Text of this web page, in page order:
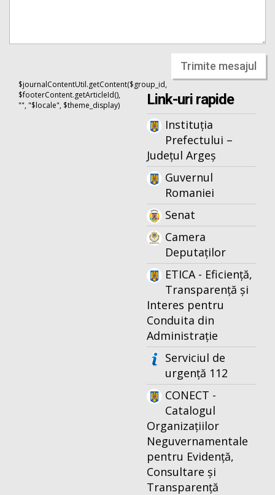
Trimite mesajul
$journalContentUtil.getContent($group_id,
$footerContent.getArticleId(),
"", "$locale", $theme_display)
Link-uri rapide
Instituția
Prefectului –
Județul Argeș
Guvernul
Romaniei
Senat
Camera
Deputaților
ETICA - Eficiență,
Transparență și
Interes pentru
Conduita din
Administrație
Serviciul de
urgență 112
CONECT -
Catalogul
Organizațiilor
Neguvernamentale
pentru Evidență,
Consultare și
Transparență